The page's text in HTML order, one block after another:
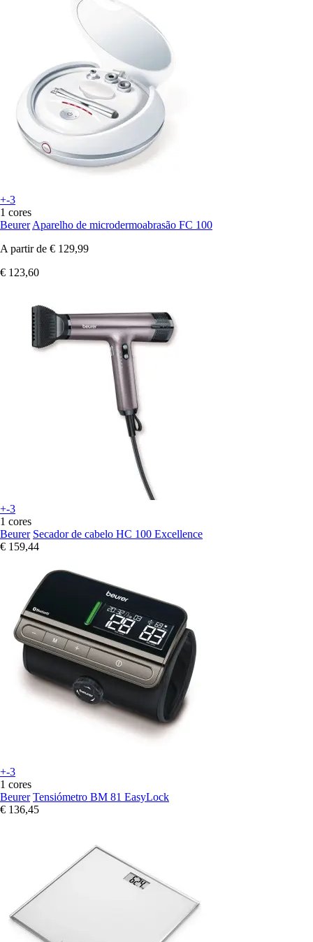
+-3
1 cores
Beurer Aparelho de microdermoabrasão FC 100
A partir de € 129,99
€ 123,60
+-3
1 cores
Beurer Secador de cabelo HC 100 Excellence
€ 159,44
+-3
1 cores
Beurer Tensiómetro BM 81 EasyLock
€ 136,45